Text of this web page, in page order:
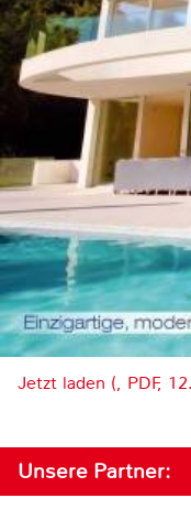
Jetzt laden (, PDF,
Unsere Partner: